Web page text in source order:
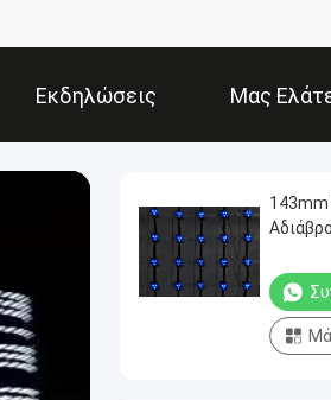
Εκδηλώσεις Μας
143mm
θέασης